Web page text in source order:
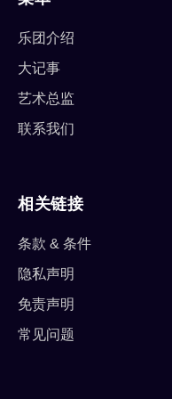
乐团介绍
大记事
艺术总监
联系我们
相关链接
条款 & 条件
隐私声明
免责声明
常见问题